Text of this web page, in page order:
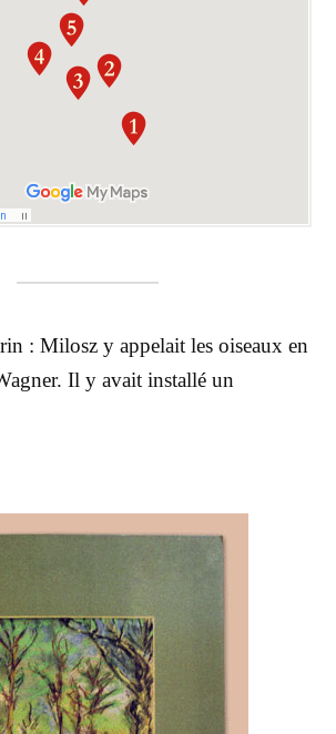
: Milosz y appelait les oiseaux en
Il y avait installé un